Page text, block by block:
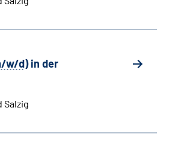
w/d) in der
Salzig